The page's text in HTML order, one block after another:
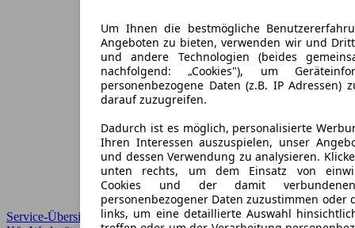
Service-Übersicht
Um Ihnen die bestmögliche
Angeboten zu bieten, verwenden wir und
und andere Technologien (beides
nachfolgend: „Cookies"), um
personenbezogene Daten (z.B. IP Adressen)
darauf zuzugreifen.
Dadurch ist es möglich, personalisierte
Ihren Interessen auszuspielen, unser
und dessen Verwendung zu analysieren.
unten rechts, um dem Einsatz von
Cookies und der damit
personenbezogener Daten zuzustimmen oder
links, um eine detaillierte Auswahl